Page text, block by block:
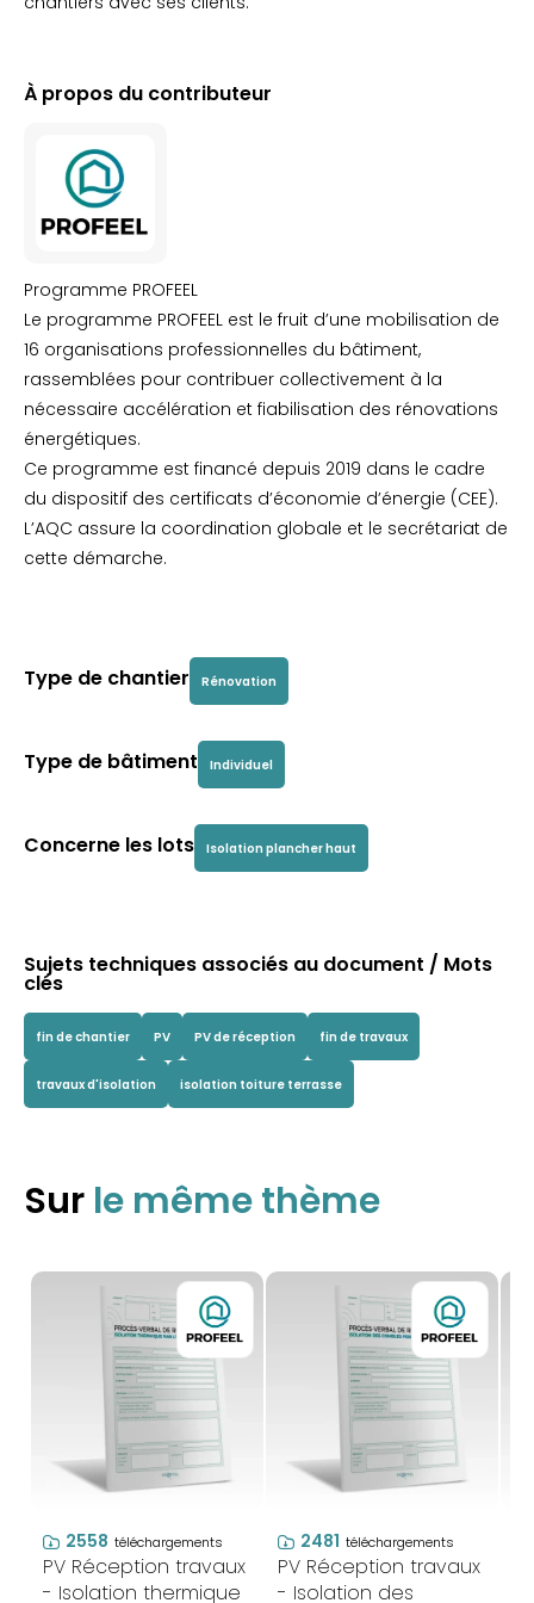
À propos du contributeur
Programme PROFEEL
Le programme PROFEEL est le fruit d’une mobilisation de
16 organisations professionnelles du bâtiment,
rassemblées pour contribuer collectivement à la
nécessaire accélération et fiabilisation des rénovations
énergétiques.
Ce programme est financé depuis 2019 dans le cadre
du dispositif des certificats d’économie d’énergie (CEE).
L’AQC assure la coordination globale et le secrétariat de
cette démarche.
Type de chantier Rénovation
Type de bâtiment Individuel
Concerne les lots Isolation plancher haut
Sujets techniques associés au document / Mots
clés
fin de chantier PV PV de réception fin de travaux
travaux d'isolation isolation toiture terrasse
Sur le même thème
2558 téléchargements
PV Réception travaux
- Isolation thermique
2481 téléchargements
PV Réception travaux
- Isolation des